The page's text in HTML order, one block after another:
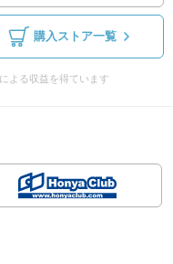
購入ストア一覧
よる収益を得ています